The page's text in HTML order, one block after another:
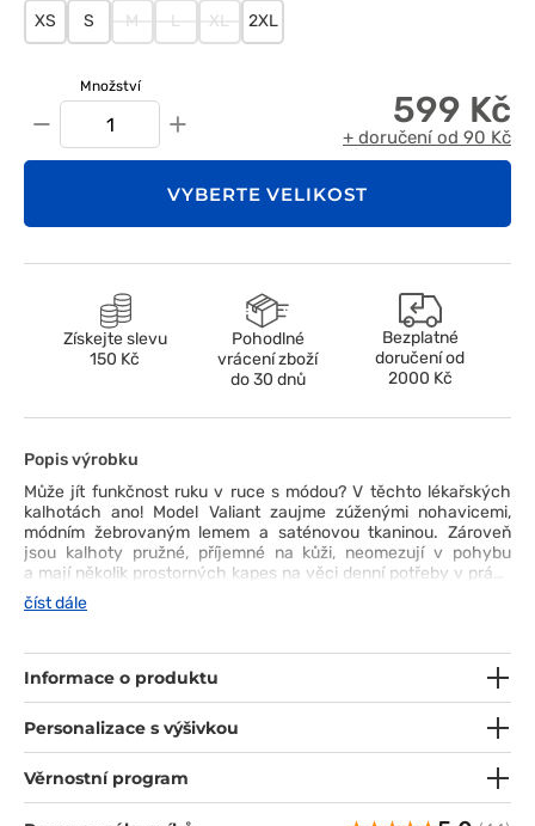
XS
S M L XL 2XL
Množství
− + 599 Kč
+ doručení od 90 Kč
VYBERTE VELIKOST
Získejte slevu
150 Kč
Pohodlné
vrácení zboží
do 30 dnů
Bezplatné
doručení od
2000 Kč
Popis výrobku
Může jít funkčnost ruku v ruce s módou? V těchto lékařských
kalhotách ano! Model Valiant zaujme zúženými nohavicemi,
módním žebrovaným lemem a saténovou tkaninou. Zároveň
jsou kalhoty pružné, příjemné na kůži, neomezují v pohybu
a mají několik prostorných kapes na věci denní potřeby v práci.
Jsou vyrobeny z recyklovaného materiálu, který se nemačká
a rychle schne - vypadají dobře za každé situace. Ideální volba
číst dále
Informace o produktu
Personalizace s výšivkou
Věrnostní program